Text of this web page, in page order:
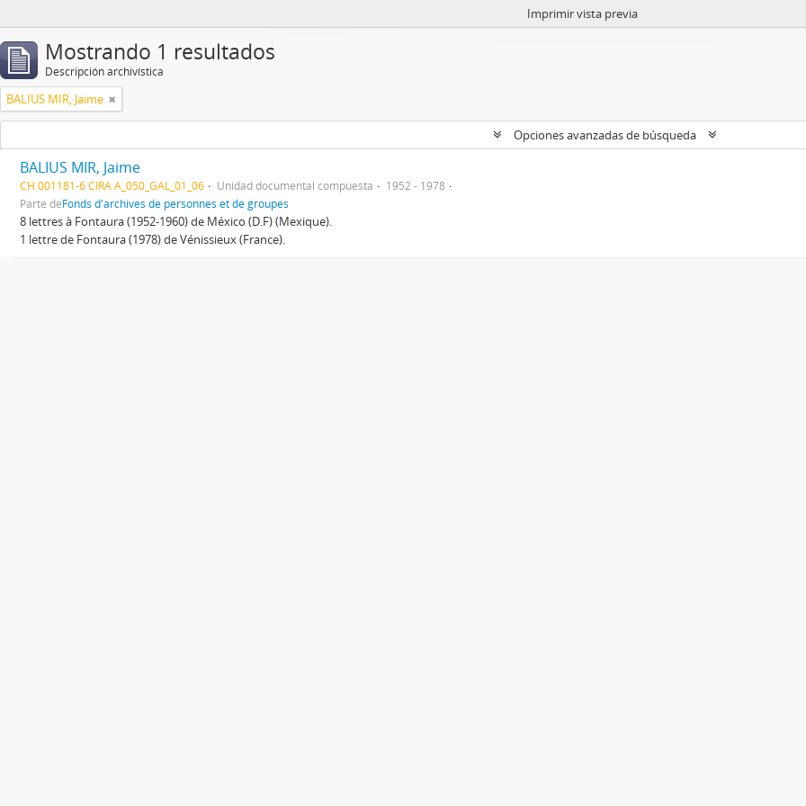
Imprimir vista previa
Mostrando 1 resultados
Descripción archivística
BALIUS MIR, Jaime
Opciones avanzadas de búsqueda
BALIUS MIR, Jaime
CH 001181-6 CIRA A_050_GAL_01_06 Unidad documental compuesta
1952 - 1978
Parte deFonds d'archives de personnes et de groupes
8 lettres à Fontaura (1952-1960) de México (D.F) (Mexique).
1 lettre de Fontaura (1978) de Vénissieux (France).